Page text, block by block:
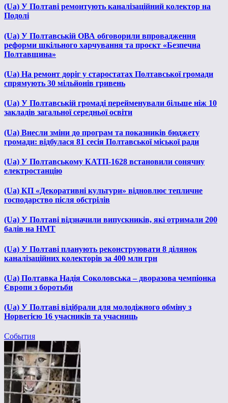
(Ua) У Полтаві ремонтують каналізаційний колектор на
Подолі
(Ua) У Полтавській ОВА обговорили впровадження
реформи шкільного харчування та проєкт «Безпечна
Полтавщина»
(Ua) На ремонт доріг у старостатах Полтавської громади
спрямують 30 мільйонів гривень
(Ua) У Полтавській громаді перейменували більше ніж 10
закладів загальної середньої освіти
(Ua) Внесли зміни до програм та показників бюджету
громади: відбулася 81 сесія Полтавської міської ради
(Ua) У Полтавському КАТП-1628 встановили сонячну
електростанцію
(Ua) КП «Декоративні культури» відновлює тепличне
господарство після обстрілів
(Ua) У Полтаві відзначили випускників, які отримали 200
балів на НМТ
(Ua) У Полтаві планують реконструювати 8 ділянок
каналізаційних колекторів за 400 млн грн
(Ua) Полтавка Надія Соколовська – дворазова чемпіонка
Європи з боротьби
(Ua) У Полтаві відібрали для молодіжного обміну з
Норвегією 16 учасників та учасниць
События